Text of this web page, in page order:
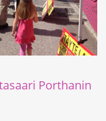
Porthanin